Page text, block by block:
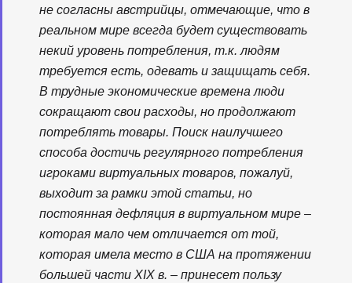
не согласны австрийцы, отмечающие, что в
реальном мире всегда будет существовать
некий уровень потребления, т.к. людям
требуется есть, одевать и защищать себя.
В трудные экономические времена люди
сокращают свои расходы, но продолжают
потреблять товары. Поиск наилучшего
способа достичь регулярного потребления
игроками виртуальных товаров, пожалуй,
выходит за рамки этой статьи, но
постоянная дефляция в виртуальном мире –
которая мало чем отличается от той,
которая имела место в США на протяжении
большей части XIX в. – принесет пользу